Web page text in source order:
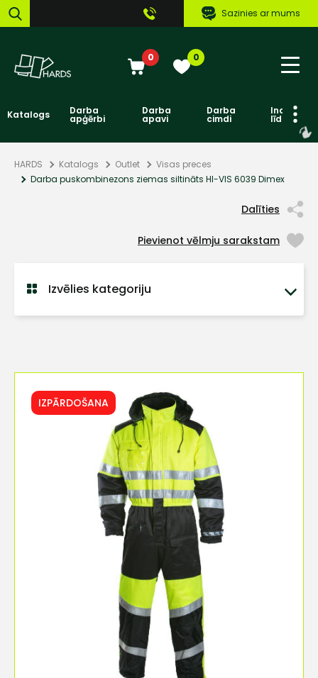
Sazinies ar mums
0 0
Katalogs Darba
apģērbi
Darba
apavi
Darba
cimdi līdzekļi
HARDS Katalogs Outlet
Visas preces
Darba puskombinezons ziemas siltināts HI-VIS 6039 Dimex
Dalīties
Pievienot vēlmju sarakstam
Izvēlies kategoriju
IZPĀRDOŠANA